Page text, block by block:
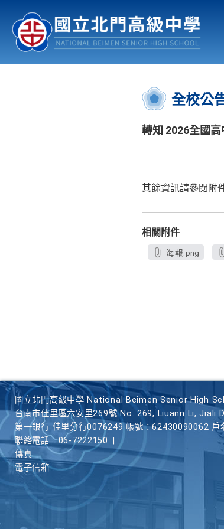
認識北中 行事曆
:::
全校公
轉知 2026全國
其餘資訊請參閱附
相關附件
海報.png
國立北門高級中學 National Beimen Senior High
台南市佳里區六安里269號 No. 269, Liuann Li, Jiali
第一銀行 佳里分行0076249 帳號：62430090062
聯絡電話
06-7222150
傳真
電子信箱